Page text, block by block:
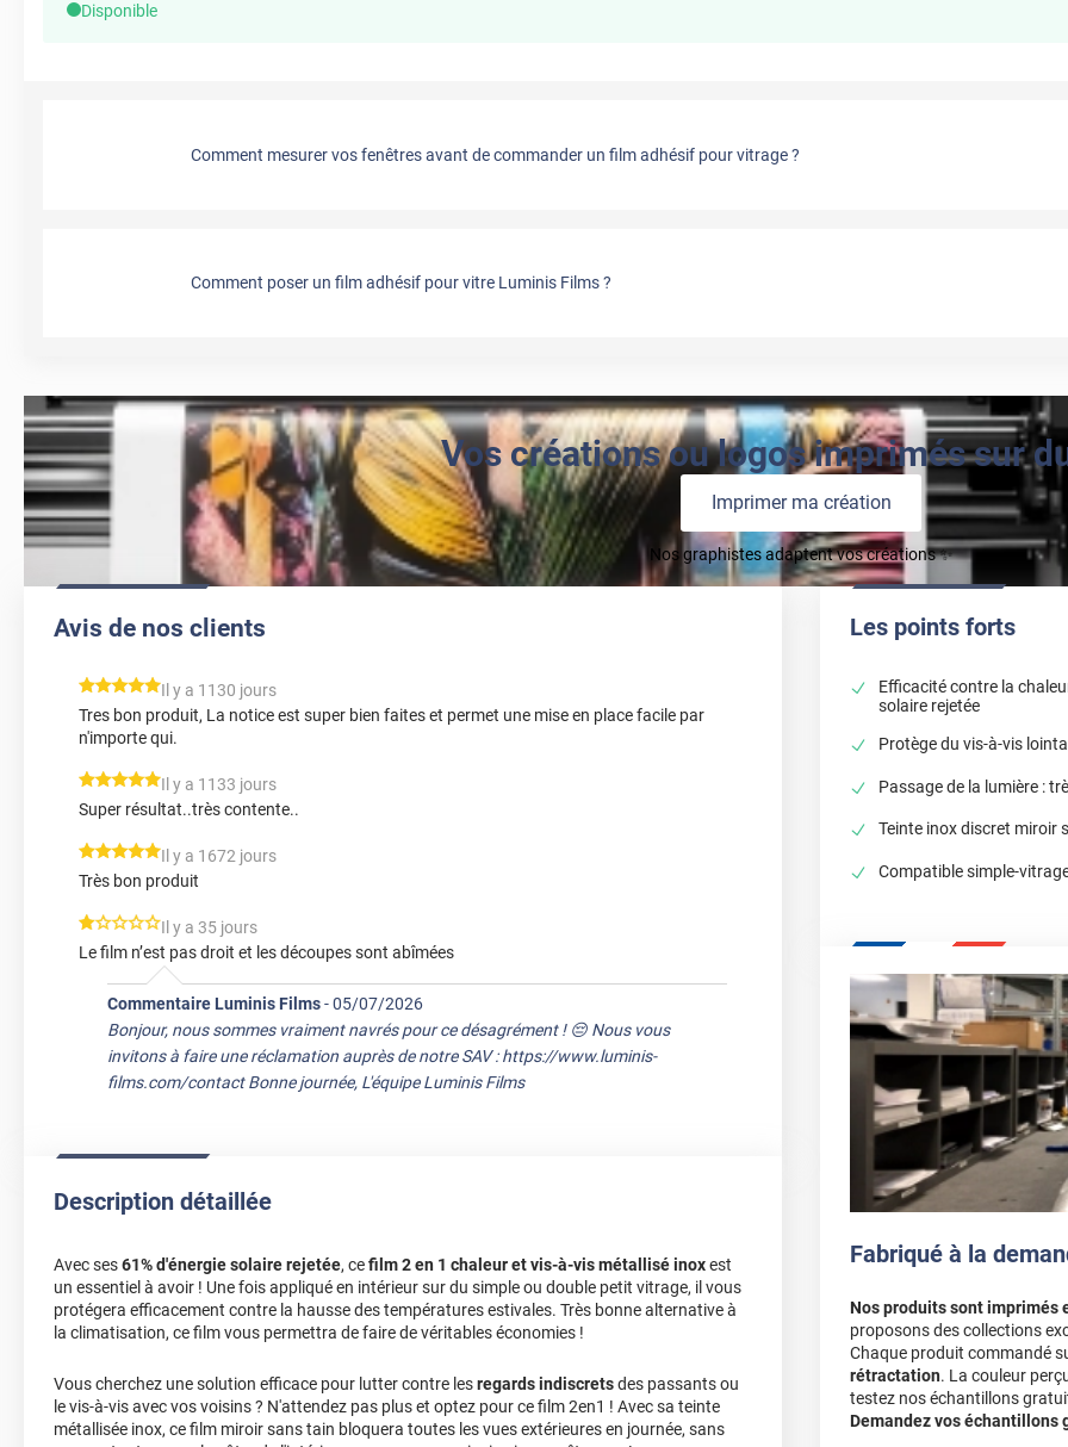
Disponible
Comment mesurer vos fenêtres avant de commander un film adhésif pour vitrage ?
Comment poser un film adhésif pour vitre Luminis Films ?
Vos créations ou logos imprimés sur
Imprimer ma création
Nos graphistes adaptent vos créations ✨
Avis de nos clients
*****
Il y a 1130 jours
Tres bon produit, La notice est super bien faites et permet une mise en place facile par
n'importe qui.
*****
Il y a 1133 jours
Super résultat..très contente..
*****
Il y a 1672 jours
Très bon produit
*****
Il y a 35 jours
Le film n’est pas droit et les découpes sont abîmées
Commentaire Luminis Films-05/07/2026
Bonjour, nous sommes vraiment navrés pour ce désagrément ! 😔 Nous vous
invitons à faire une réclamation auprès de notre SAV : https://www.luminis-
films.com/contact Bonne journée, L'équipe Luminis Films
Description détaillée
Avec ses61% d'énergie solaire rejetée, cefilm 2 en 1 chaleur et vis-à-vis métallisé inoxest
un essentiel à avoir ! Une fois appliqué en intérieur sur du simple ou double petit vitrage, il vous
protégera efficacement contre la hausse des températures estivales. Très bonne alternative à
la climatisation, ce film vous permettra de faire de véritables économies !
Vous cherchez une solution efficace pour lutter contre lesregards indiscretsdes passants ou
le vis-à-vis avec vos voisins ? N'attendez pas plus et optez pour ce film 2en1 ! Avec sa teinte
métallisée inox, ce film miroir sans tain bloquera toutes les vues extérieures en journée, sans
Les points forts
Efficacité contre la
solaire rejetée
Protège du vis-à-vis
Passage de la lumière :
Teinte inox discret miroir
Compatible simple-
Fabriqué à la
Nos produits sont imprimés
proposons des collections
Chaque produit commandé
rétractation. La couleur
testez nos échantillons
Demandez vos échantillons